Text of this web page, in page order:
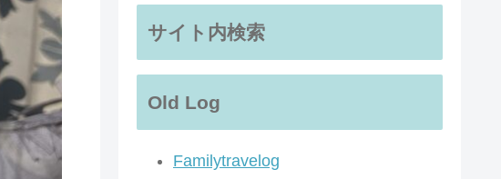
サイト内検索
Old Log
Familytravelog